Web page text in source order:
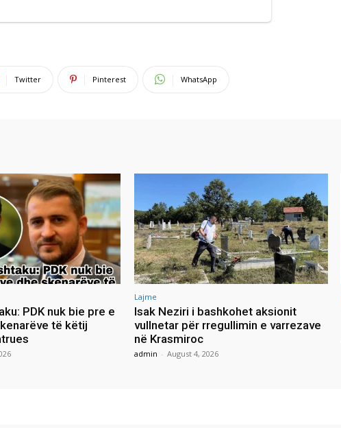
Twitter Pinterest WhatsApp
PDK nuk bie pre e
të këtij
Lajme
Isak Neziri i bashkohet aksionit
vullnetar për rregullimin e varrezave
në Krasmiroc
admin - August 4, 2026